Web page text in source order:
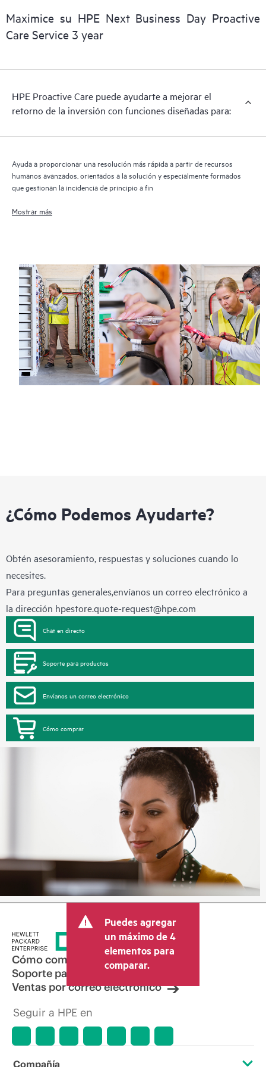
Maximice su HPE Next Business Day Proactive
Care Service 3 year
HPE Proactive Care puede ayudarte a mejorar el
retorno de la inversión con funciones diseñadas para:
Ayuda a proporcionar una resolución más rápida a partir de recursos
humanos avanzados, orientados a la solución y especialmente formados
que gestionan la incidencia de principio a fin
Mostrar más
¿Cómo Podemos Ayudarte?
Obtén asesoramiento, respuestas y soluciones cuando lo
necesites.
Para preguntas generales,envíanos un correo electrónico a
la dirección hpestore.quote-request@hpe.com
Chat en directo
Soporte para productos
Envíanos un correo electrónico
Cómo comprar
Puedes agregar
un máximo de 4
elementos para
comparar.
Cómo comprar
Soporte para productos
Ventas por correo electrónico
Seguir a HPE en
Compañía